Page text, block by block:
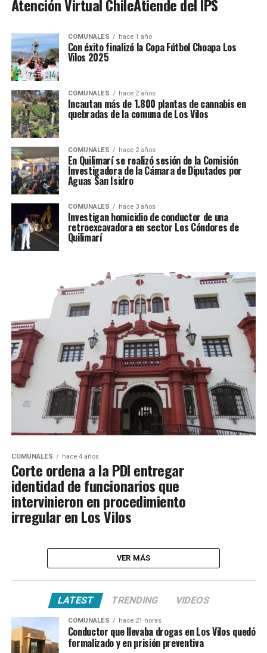
Atención Virtual ChileAtiende del IPS
COMUNALES hace 1 año
Con éxito finalizó la Copa Fútbol Choapa Los
Vilos 2025
COMUNALES hace 2 años
Incautan más de 1.800 plantas de cannabis en
quebradas de la comuna de Los Vilos
COMUNALES hace 2 años
En Quilimarí se realizó sesión de la Comisión
Investigadora de la Cámara de Diputados por
Aguas San Isidro
COMUNALES hace 3 años
Investigan homicidio de conductor de una
retroexcavadora en sector Los Cóndores de
Quilimarí
COMUNALES hace 4 años
Corte ordena a la PDI entregar
identidad de funcionarios que
intervinieron en procedimiento
irregular en Los Vilos
VER MÁS
LATEST TRENDING VIDEOS
COMUNALES hace 21 horas
Conductor que llevaba drogas en Los Vilos quedó
formalizado y en prisión preventiva